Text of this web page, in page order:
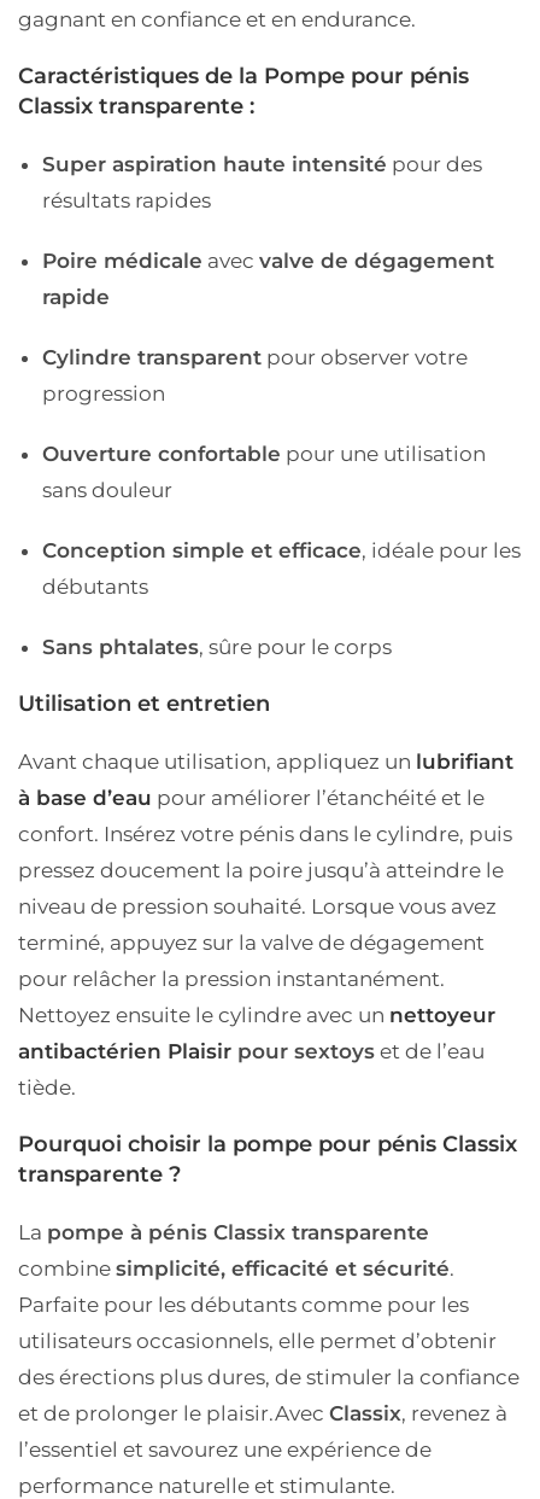
gagnant en confiance et en endurance.
Caractéristiques de la Pompe pour pénis
Classix transparente :
Super aspiration haute intensité pour des
résultats rapides
Poire médicale avec valve de dégagement
rapide
Cylindre transparent pour observer votre
progression
Ouverture confortable pour une utilisation
sans douleur
Conception simple et efficace, idéale pour les
débutants
Sans phtalates, sûre pour le corps
Utilisation et entretien
Avant chaque utilisation, appliquez un lubrifiant
à base d’eau pour améliorer l’étanchéité et le
confort. Insérez votre pénis dans le cylindre, puis
pressez doucement la poire jusqu’à atteindre le
niveau de pression souhaité. Lorsque vous avez
terminé, appuyez sur la valve de dégagement
pour relâcher la pression instantanément.
Nettoyez ensuite le cylindre avec un nettoyeur
antibactérien Plaisir pour sextoys et de l’eau
tiède.
Pourquoi choisir la pompe pour pénis Classix
transparente ?
La pompe à pénis Classix transparente
combine simplicité, efficacité et sécurité.
Parfaite pour les débutants comme pour les
utilisateurs occasionnels, elle permet d’obtenir
des érections plus dures, de stimuler la confiance
et de prolonger le plaisir.Avec Classix, revenez à
l’essentiel et savourez une expérience de
performance naturelle et stimulante.